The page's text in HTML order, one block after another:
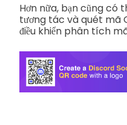
Hơn nữa, bạn cũng có
tương tác và quét mã
điều khiển phân tích